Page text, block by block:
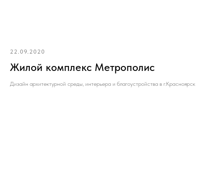
22.09.2020
Жилой комплекс Метрополис
Дизайн архитектурной среды, интерьера и благоустройства в г.Красноярск